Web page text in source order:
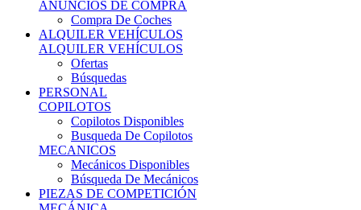
ANUNCIOS DE COMPRA
Compra De Coches
ALQUILER VEHÍCULOS
ALQUILER VEHÍCULOS
Ofertas
Búsquedas
PERSONAL
COPILOTOS
Copilotos Disponibles
Busqueda De Copilotos
MECANICOS
Mecánicos Disponibles
Búsqueda De Mecánicos
PIEZAS DE COMPETICIÓN